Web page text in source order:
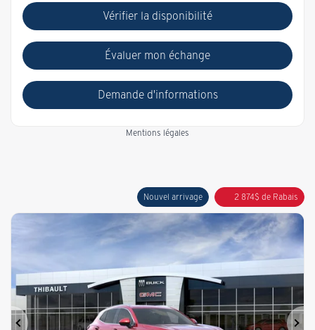
Vérifier la disponibilité
Évaluer mon échange
Demande d'informations
Mentions légales
Nouvel arrivage 2 874$ de Rabais